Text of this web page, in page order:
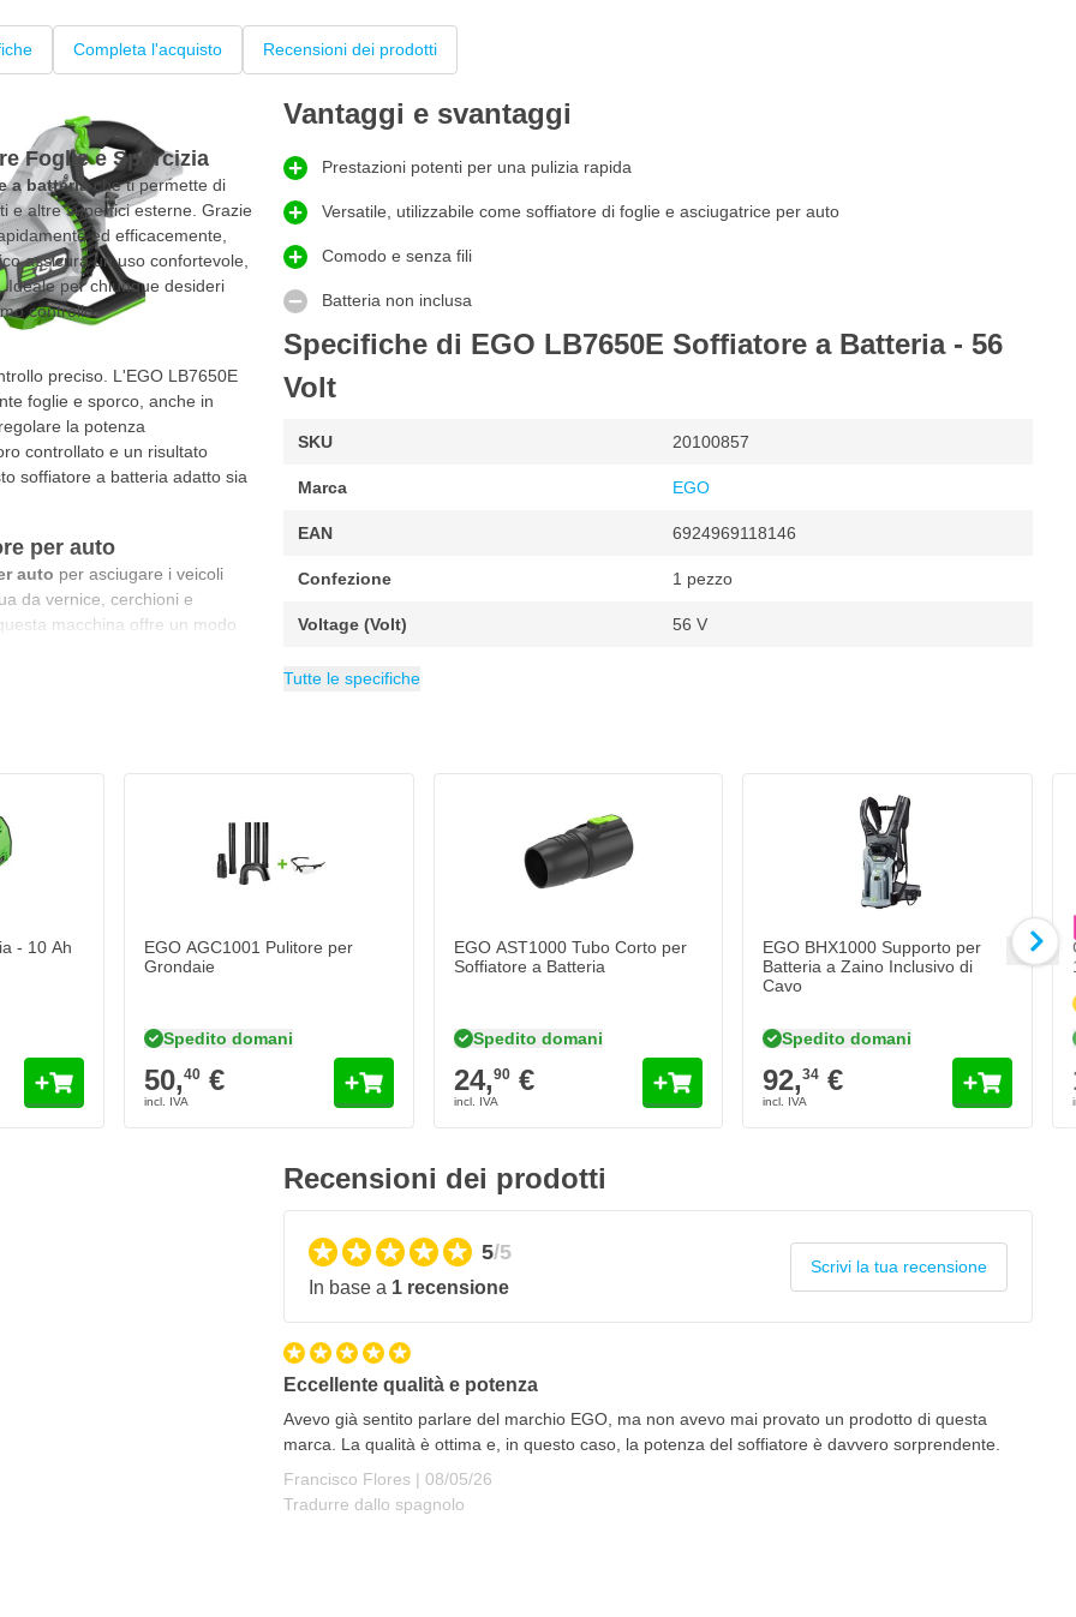
Completa l'acquisto Recensioni dei prodotti
Foglie e Sporcizia
a batteriache ti permette di
e altre superfici esterne. Grazie
ed efficacemente,
assicura un uso confortevole,
Ideale per chiunque desideri
controllo.
preciso. L'EGO LB7650E
foglie e sporco, anche in
la potenza
controllato e un risultato
soffiatore a batteria adatto sia
per auto
auto per asciugare i veicoli
da vernice, cerchioni e
questa macchina offre un modo
dettagli con precisione.
e lavori rapidamente ed
Vantaggi e svantaggi
Prestazioni potenti per una pulizia rapida
Versatile, utilizzabile come soffiatore di foglie e asciugatrice per auto
Comodo e senza fili
Batteria non inclusa
Specifiche di EGO LB7650E Soffiatore a Batteria - 56
Volt
SKU 20100857
Marca EGO
EAN 6924969118146
Confezione 1 pezzo
Voltage (Volt) 56 V
Fonte di alimentazione
Peso 2.1 kg
Categoria
Tutte le specifiche
- 10 Ah
EGO AGC1001 Pulitore per
Grondaie
Spedito domani
50,40 €
EGO AST1000 Tubo Corto per
Soffiatore a Batteria
Spedito domani
24,90€
EGO BHX1000 Supporto per
Batteria a Zaino Inclusivo di
Cavo
Spedito domani
92,34 €
Recensioni dei prodotti
5/5
In base a 1 recensione
Scrivi la tua recensione
Eccellente qualità e potenza
Avevo già sentito parlare del marchio EGO, ma non avevo mai provato un prodotto di questa
marca. La qualità è ottima e, in questo caso, la potenza del soffiatore è davvero sorprendente.
Francisco Flores | 8 maggio 2026
08/05/26
Tradurre dallo spagnolo